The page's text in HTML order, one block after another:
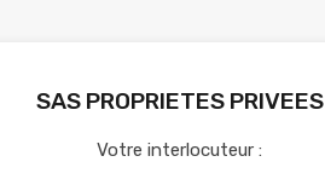
SAS PROPRIETES PRIVEES
Votre interlocuteur :